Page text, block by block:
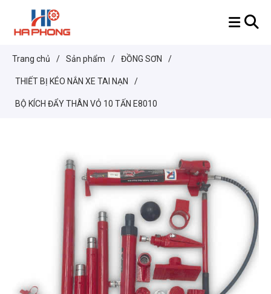
Trang chủ / Sản phẩm / ĐỒNG SƠN /
THIẾT BỊ KÉO NẮN XE TAI NẠN /
BỘ KÍCH ĐẨY THÂN VỎ 10 TẤN E8010